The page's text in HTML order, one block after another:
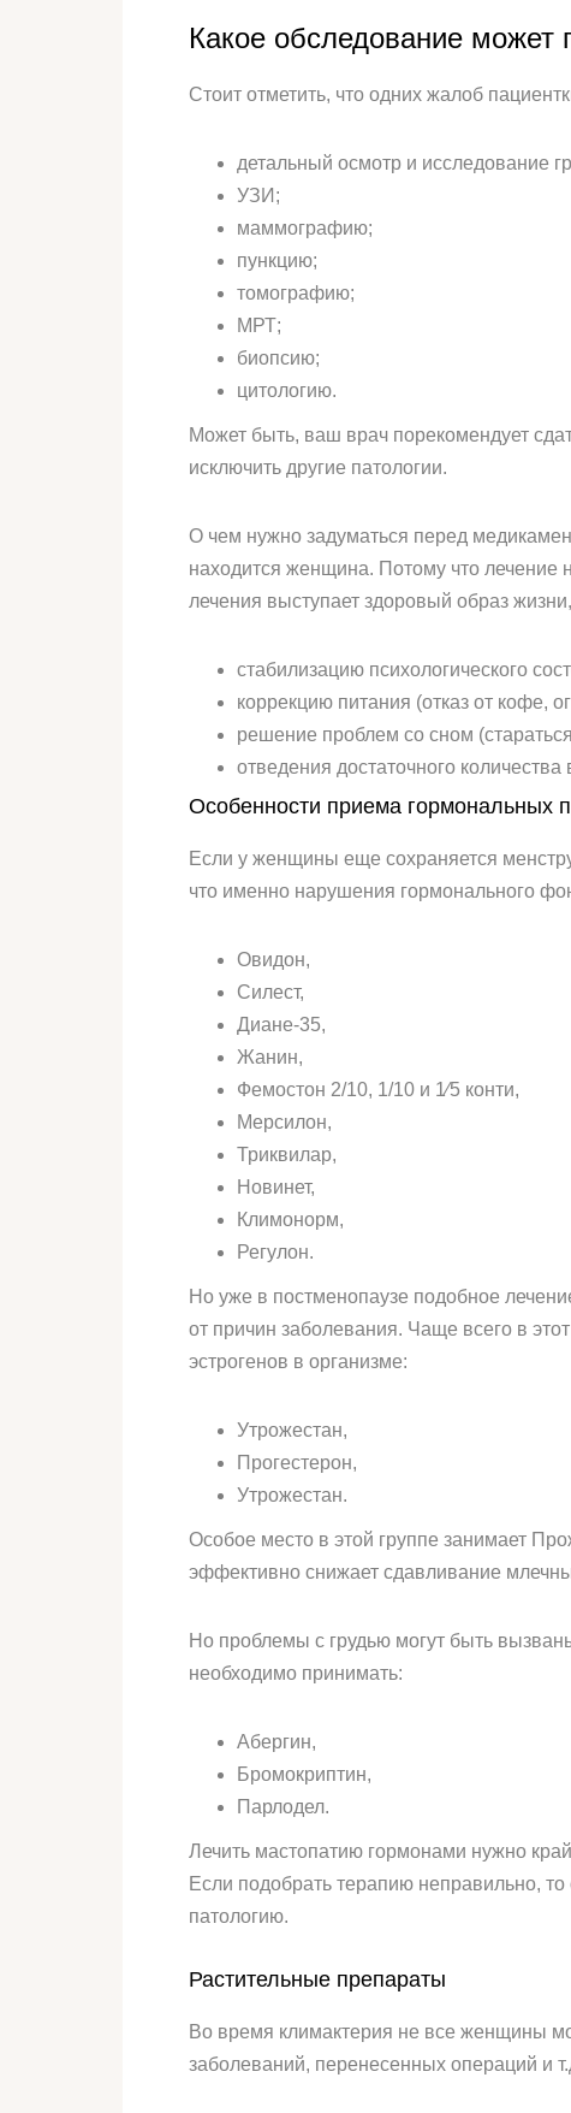
Какое обследование может
Стоит отметить, что одних жалоб
детальный осмотр и исследование
УЗИ;
маммографию;
пункцию;
томографию;
МРТ;
биопсию;
цитологию.
Может быть, ваш врач порекомендует
исключить другие патологии.
О чем нужно задуматься перед
находится женщина. Потому что лечение
лечения выступает здоровый образ
стабилизацию психологического
коррекцию питания (отказ от кофе,
решение проблем со сном
отведения достаточного
Особенности приема гормональных
Если у женщины еще сохраняется
что именно нарушения гормонального
Овидон,
Силест,
Диане-35,
Жанин,
Фемостон 2/10, 1/10 и 1⁄5 конти,
Мерсилон,
Триквилар,
Новинет,
Климонорм,
Регулон.
Но уже в постменопаузе подобное
от причин заболевания. Чаще всего в
эстрогенов в организме:
Утрожестан,
Прогестерон,
Утрожестан.
Особое место в этой группе занимает
эффективно снижает сдавливание
Но проблемы с грудью могут быть
необходимо принимать:
Абергин,
Бромокриптин,
Парлодел.
Лечить мастопатию гормонами нужно
Если подобрать терапию неправильно,
патологию.
Растительные препараты
Во время климактерия не все женщины
заболеваний, перенесенных операций и